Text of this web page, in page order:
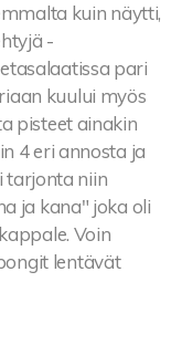
kuin näytti,
-
pari
kuului myös
pisteet ainakin
4 eri annosta ja
tarjonta niin
ja kana" joka oli
Voin
lentävät